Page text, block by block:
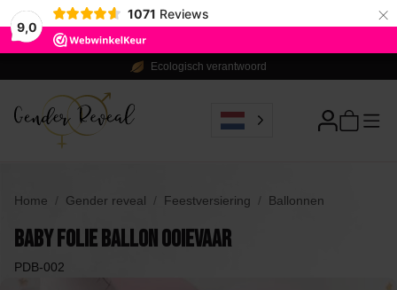
9,0
1071 Reviews ×
Ecologisch verantwoord
Home Gender reveal Feestversiering Ballonnen
Baby Folie Ballon Ooievaar
PDB-002